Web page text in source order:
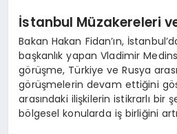
İstanbul Müzakereleri
Bakan Hakan Fidan’ın,
başkanlık yapan Vladimir
görüşme, Türkiye ve Rusya
görüşmelerin devam ettiğini
arasındaki ilişkilerin istikrarlı bir
bölgesel konularda iş birliğini